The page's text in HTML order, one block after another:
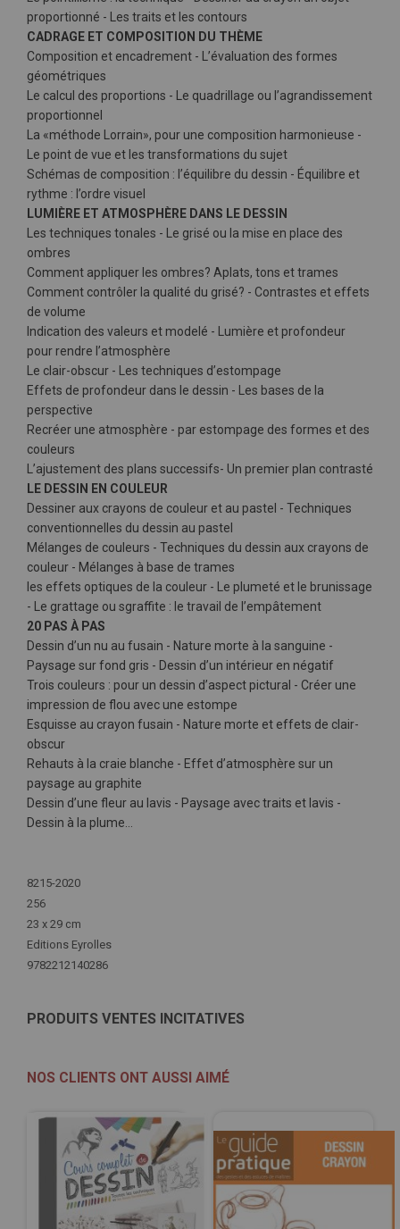
proportionné - Les traits et les contours
CADRAGE ET COMPOSITION DU THÈME
Composition et encadrement - L’évaluation des formes
géométriques
Le calcul des proportions - Le quadrillage ou l’agrandissement
proportionnel
La «méthode Lorrain», pour une composition harmonieuse -
Le point de vue et les transformations du sujet
Schémas de composition : l’équilibre du dessin - Équilibre et
rythme : l’ordre visuel
LUMIÈRE ET ATMOSPHÈRE DANS LE DESSIN
Les techniques tonales - Le grisé ou la mise en place des
ombres
Comment appliquer les ombres? Aplats, tons et trames
Comment contrôler la qualité du grisé? - Contrastes et effets
de volume
Indication des valeurs et modelé - Lumière et profondeur
pour rendre l’atmosphère
Le clair-obscur - Les techniques d’estompage
Effets de profondeur dans le dessin - Les bases de la
perspective
Recréer une atmosphère - par estompage des formes et des
couleurs
L’ajustement des plans successifs- Un premier plan contrasté
LE DESSIN EN COULEUR
Dessiner aux crayons de couleur et au pastel - Techniques
conventionnelles du dessin au pastel
Mélanges de couleurs - Techniques du dessin aux crayons de
couleur - Mélanges à base de trames
les effets optiques de la couleur - Le plumeté et le brunissage
- Le grattage ou sgraffite : le travail de l’empâtement
20 PAS À PAS
Dessin d’un nu au fusain - Nature morte à la sanguine -
Paysage sur fond gris - Dessin d’un intérieur en négatif
Trois couleurs : pour un dessin d’aspect pictural - Créer une
impression de flou avec une estompe
Esquisse au crayon fusain - Nature morte et effets de clair-
obscur
Rehauts à la craie blanche - Effet d’atmosphère sur un
paysage au graphite
Dessin d’une fleur au lavis - Paysage avec traits et lavis -
Dessin à la plume…
d'infos
8215-2020
256
23 x 29 cm
Editions Eyrolles
9782212140286
PRODUITS VENTES INCITATIVES
NOS CLIENTS ONT AUSSI AIMÉ